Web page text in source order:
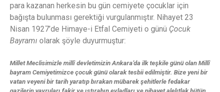
para kazanan herkesin bu gün cemiyete çocuklar için
bağışta bulunması gerektiği vurgulanmıştır. Nihayet 23
Nisan 1927’de Himaye-i Etfal Cemiyeti o günü Çocuk
Bayramı olarak şöyle duyurmuştur:
Millet Meclisimizle millî devletimizin Ankara’da ilk teşkile günü olan Millî
bayram Cemiyetimizce çocuk günü olarak tesbii edilmiştir. Bize yeni bir
vatan veyeni bir tarih yaratıp bırakan mübarek şehitlerle fedakar